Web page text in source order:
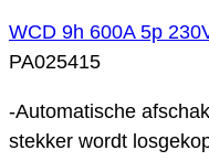
WCD 9h 600A 5p
PA025415
-Automatische
stekker wordt